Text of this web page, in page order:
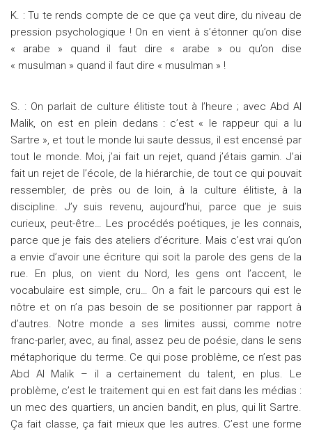
K. : Tu te rends compte de ce que ça veut dire, du niveau de
pression psychologique ! On en vient à s’étonner qu’on dise
« arabe » quand il faut dire « arabe » ou qu’on dise
« musulman » quand il faut dire « musulman » !
S. : On parlait de culture élitiste tout à l’heure ; avec Abd Al
Malik, on est en plein dedans : c’est « le rappeur qui a lu
Sartre », et tout le monde lui saute dessus, il est encensé par
tout le monde. Moi, j’ai fait un rejet, quand j’étais gamin. J’ai
fait un rejet de l’école, de la hiérarchie, de tout ce qui pouvait
ressembler, de près ou de loin, à la culture élitiste, à la
discipline. J’y suis revenu, aujourd’hui, parce que je suis
curieux, peut-être… Les procédés poétiques, je les connais,
parce que je fais des ateliers d’écriture. Mais c’est vrai qu’on
a envie d’avoir une écriture qui soit la parole des gens de la
rue. En plus, on vient du Nord, les gens ont l’accent, le
vocabulaire est simple, cru… On a fait le parcours qui est le
nôtre et on n’a pas besoin de se positionner par rapport à
d’autres. Notre monde a ses limites aussi, comme notre
franc-parler, avec, au final, assez peu de poésie, dans le sens
métaphorique du terme. Ce qui pose problème, ce n’est pas
Abd Al Malik – il a certainement du talent, en plus. Le
problème, c’est le traitement qui en est fait dans les médias :
un mec des quartiers, un ancien bandit, en plus, qui lit Sartre.
Ça fait classe, ça fait mieux que les autres. C’est une forme